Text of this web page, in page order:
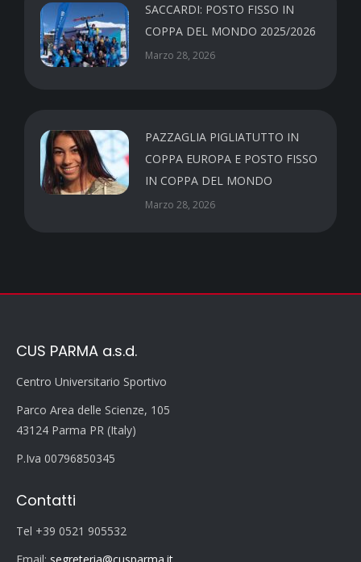
SACCARDI: POSTO FISSO IN
COPPA DEL MONDO 2025/2026
Marzo 28, 2026
PAZZAGLIA PIGLIATUTTO IN
COPPA EUROPA E POSTO FISSO
IN COPPA DEL MONDO
Marzo 28, 2026
CUS PARMA a.s.d.
Centro Universitario Sportivo
Parco Area delle Scienze, 105
43124 Parma PR (Italy)
P.Iva 00796850345
Contatti
Tel +39 0521 905532
Email: segreteria@cusparma.it